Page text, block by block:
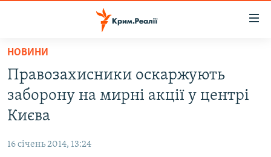
Перейти
основного
матеріалу
Перейти
до
основної
ВОДА.КРИМ
ВІДЕО ТА ФОТО
БЛОГИ
НОВИНИ
Правозахисники оскаржують
заборону на мирні акції у центрі
Києва
16 січень 2014, 13:24